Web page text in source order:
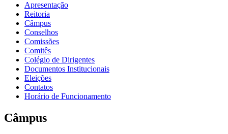
Apresentação
Reitoria
Câmpus
Conselhos
Comissões
Comitês
Colégio de Dirigentes
Documentos Institucionais
Eleições
Contatos
Horário de Funcionamento
Câmpus